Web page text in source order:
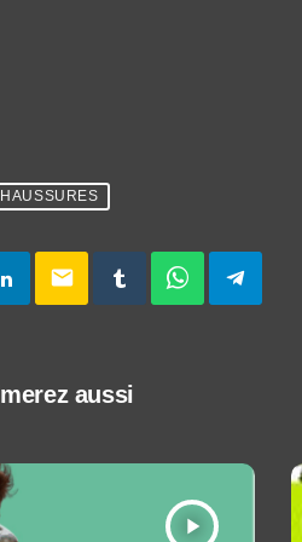
email
aussi
play_arrow